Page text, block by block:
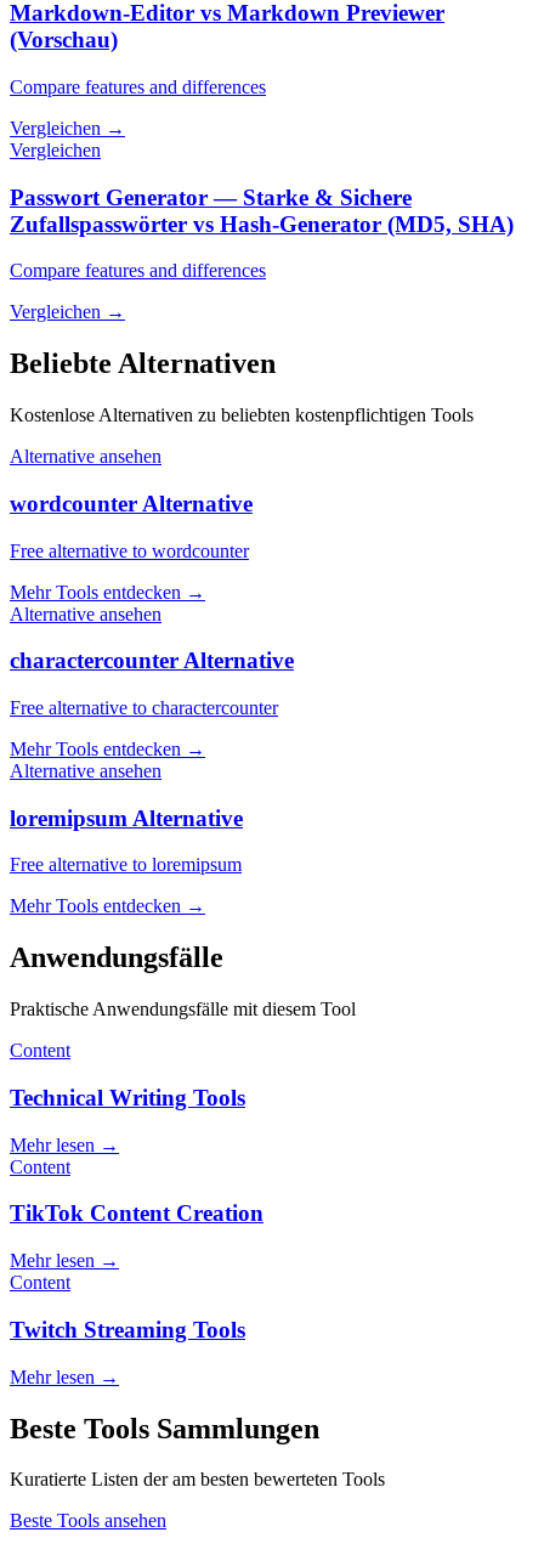
Markdown-Editor vs Markdown Previewer
(Vorschau)
Compare features and differences
Vergleichen →
Vergleichen
Passwort Generator — Starke & Sichere
Zufallspasswörter vs Hash-Generator (MD5, SHA)
Compare features and differences
Vergleichen →
Beliebte Alternativen
Kostenlose Alternativen zu beliebten kostenpflichtigen Tools
Alternative ansehen
wordcounter Alternative
Free alternative to wordcounter
Mehr Tools entdecken →
Alternative ansehen
charactercounter Alternative
Free alternative to charactercounter
Mehr Tools entdecken →
Alternative ansehen
loremipsum Alternative
Free alternative to loremipsum
Mehr Tools entdecken →
Anwendungsfälle
Praktische Anwendungsfälle mit diesem Tool
Content
Technical Writing Tools
Mehr lesen →
Content
TikTok Content Creation
Mehr lesen →
Content
Twitch Streaming Tools
Mehr lesen →
Beste Tools Sammlungen
Kuratierte Listen der am besten bewerteten Tools
Beste Tools ansehen